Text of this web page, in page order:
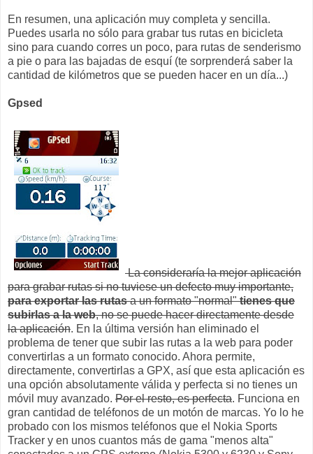
En resumen, una aplicación muy completa y sencilla.
Puedes usarla no sólo para grabar tus rutas en bicicleta
sino para cuando corres un poco, para rutas de senderismo
a pie o para las bajadas de esquí (te sorprenderá saber la
cantidad de kilómetros que se pueden hacer en un día...)
Gpsed
La consideraría la mejor aplicación
para grabar rutas si no tuviese un defecto muy importante,
para exportar las rutasa un formato "normal"tienes que
subirlas a la web, no se puede hacer directamente desde
la aplicación. En la última versión han eliminado el
problema de tener que subir las rutas a la web para poder
convertirlas a un formato conocido. Ahora permite,
directamente, convertirlas a GPX, así que esta aplicación es
una opción absolutamente válida y perfecta si no tienes un
móvil muy avanzado. Por el resto, es perfecta. Funciona en
gran cantidad de teléfonos de un motón de marcas. Yo lo he
probado con los mismos teléfonos que el Nokia Sports
Tracker y en unos cuantos más de gama "menos alta"